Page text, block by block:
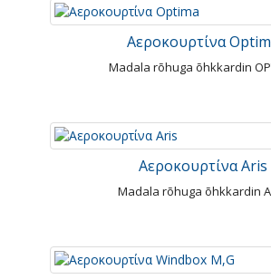
Αεροκουρτίνα
Madala rõhuga õhkkardin
Αεροκουρτίνα Aris
Madala rõhuga õhkkardin